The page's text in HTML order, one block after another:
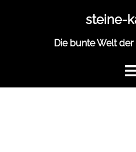
steine-
Die bunte Welt